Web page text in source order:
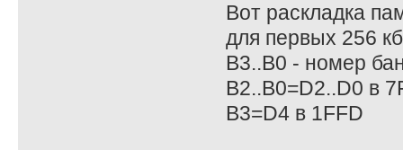
Вот раскладка
для первых 256
B3..B0 - номер
B2..B0=D2..D0 в
B3=D4 в 1FFD